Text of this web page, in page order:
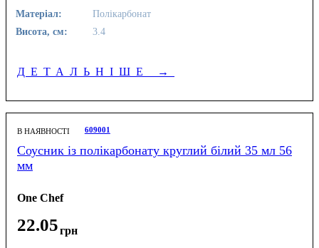
Матеріал:
Полікарбонат
Висота, см:
3.4
ДЕТАЛЬНІШЕ →
В НАЯВНОСТІ 609001
Соусник із полікарбонату круглий білий 35 мл 56
мм
One Chef
22.05грн